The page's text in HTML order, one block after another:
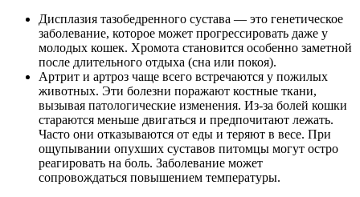
Дисплазия тазобедренного сустава — это генетическое
заболевание, которое может прогрессировать даже у
молодых кошек. Хромота становится особенно заметной
после длительного отдыха (сна или покоя).
Артрит и артроз чаще всего встречаются у пожилых
животных. Эти болезни поражают костные ткани,
вызывая патологические изменения. Из-за болей кошки
стараются меньше двигаться и предпочитают лежать.
Часто они отказываются от еды и теряют в весе. При
ощупывании опухших суставов питомцы могут остро
реагировать на боль. Заболевание может
сопровождаться повышением температуры.